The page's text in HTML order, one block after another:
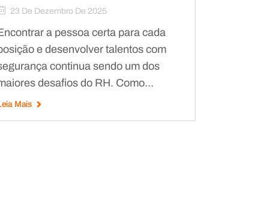
23 De Dezembro De 2025
a pessoa certa para cada
e desenvolver talentos com
continua sendo um dos
desafios do RH. Como...
Mais